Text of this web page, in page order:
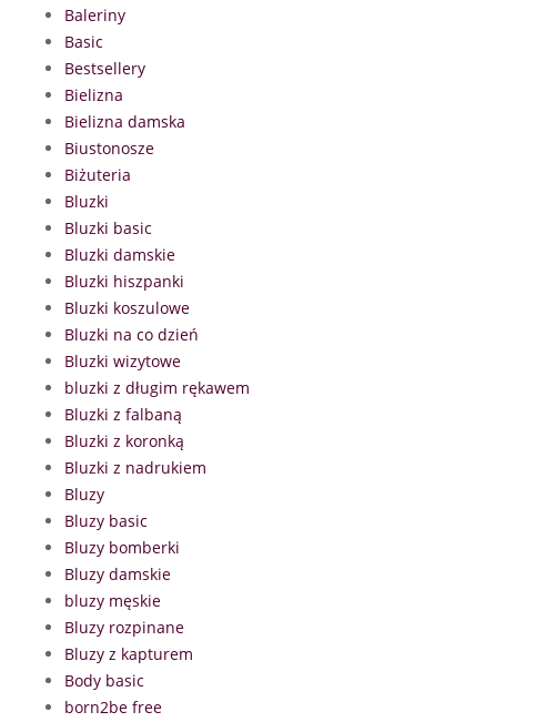
Baleriny
Basic
Bestsellery
Bielizna
Bielizna damska
Biustonosze
Biżuteria
Bluzki
Bluzki basic
Bluzki damskie
Bluzki hiszpanki
Bluzki koszulowe
Bluzki na co dzień
Bluzki wizytowe
bluzki z długim rękawem
Bluzki z falbaną
Bluzki z koronką
Bluzki z nadrukiem
Bluzy
Bluzy basic
Bluzy bomberki
Bluzy damskie
bluzy męskie
Bluzy rozpinane
Bluzy z kapturem
Body basic
born2be free